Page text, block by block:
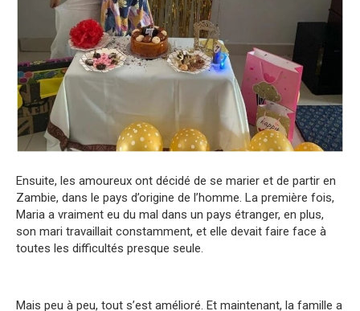
Ensuite, les amoureux ont décidé de se marier et de partir en
Zambie, dans le pays d’origine de l’homme. La première fois,
Maria a vraiment eu du mal dans un pays étranger, en plus,
son mari travaillait constamment, et elle devait faire face à
toutes les difficultés presque seule.
Mais peu à peu, tout s’est amélioré. Et maintenant, la famille a